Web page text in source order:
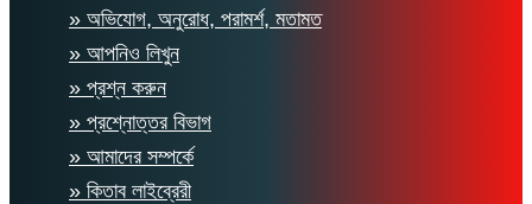
» অভিযোগ, অনুরোধ, পরামর্শ, মতামত
» আপনিও লিখুন
» প্রশ্ন করুন
» প্রশ্নোত্তর বিভাগ
» আমাদের সম্পর্কে
» কিতাব লাইব্রেরী